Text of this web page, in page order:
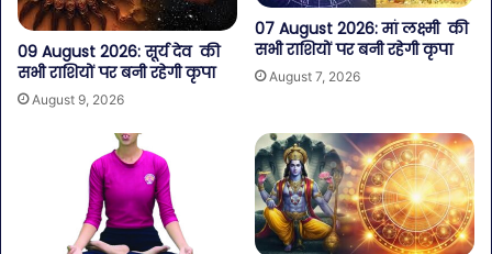
09 August 2026: सूर्य देव की
सभी राशियों पर बनी रहेगी कृपा
August 9, 2026
07 August 2026: मां लक्ष्मी की
सभी राशियों पर बनी रहेगी कृपा
August 7, 2026